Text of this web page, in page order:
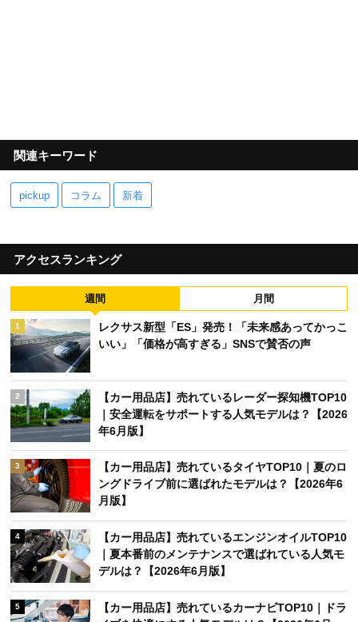
関連キーワード
pickup コラム 新着
アクセスランキング
週間 月間
1
レクサス新型「ES」発売！「未来感あってかっこ
いい」「価格が高すぎる」SNSで賛否の声
2
【カー用品店】売れているレーダー探知機TOP10
｜安全運転をサポートする人気モデルは？【2026
年6月版】
3
【カー用品店】売れているタイヤTOP10｜夏のロ
ングドライブ前に選ばれたモデルは？【2026年6
月版】
4
【カー用品店】売れているエンジンオイルTOP10
｜夏本番前のメンテナンスで選ばれている人気モ
デルは？【2026年6月版】
5
【カー用品店】売れているカーナビTOP10｜ドラ